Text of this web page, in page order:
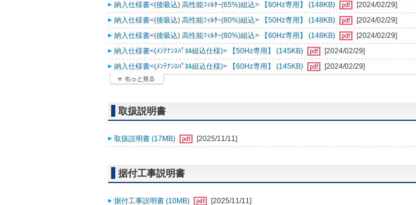
納入仕様書<(後吸込) 高性能ﾌｨﾙﾀｰ(65%)組込> 【60Hz専用】 (148KB)
[2024/02/29]
納入仕様書<(後吸込) 高性能ﾌｨﾙﾀｰ(80%)組込> 【50Hz専用】 (148KB)
[2024/02/29]
納入仕様書<(後吸込) 高性能ﾌｨﾙﾀｰ(80%)組込> 【60Hz専用】 (148KB)
[2024/02/29]
納入仕様書<(ﾒﾝﾃﾅﾝｽﾊﾟﾈﾙ組込仕様)> 【50Hz専用】 (145KB)
[2024/02/29]
納入仕様書<(ﾒﾝﾃﾅﾝｽﾊﾟﾈﾙ組込仕様)> 【60Hz専用】 (145KB)
[2024/02/29]
取扱説明書
取扱説明書 (17MB) [2025/11/11]
据付工事説明書
据付工事説明書 (10MB) [2025/11/11]